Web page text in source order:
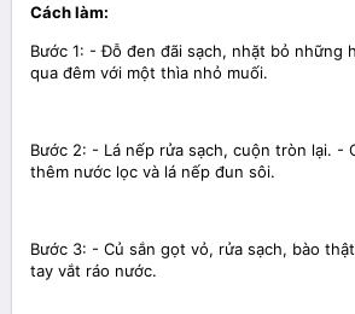
Cách làm:
Bước 1: - Đỗ đen đãi sạch, nhặt bỏ những
qua đêm với một thìa nhỏ muối.
Bước 2: - Lá nếp rửa sạch, cuộn tròn lại. -
thêm nước lọc và lá nếp đun sôi.
Bước 3: - Củ sắn gọt vỏ, rửa sạch, bào
tay vắt ráo nước.